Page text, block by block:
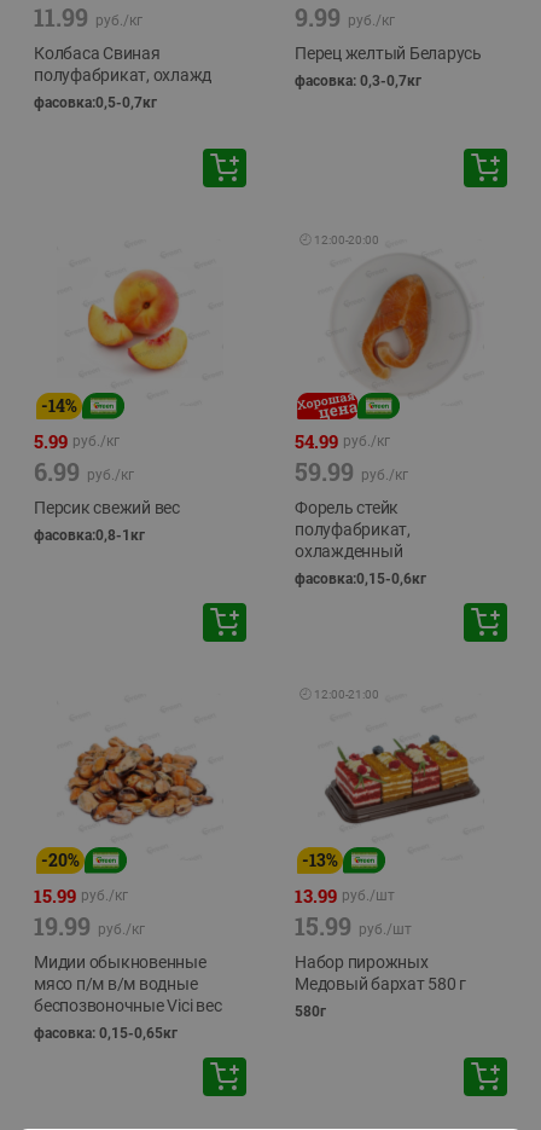
11.99 руб./кг
Колбаса Свиная
полуфабрикат, охлажд
фасовка:0,5-0,7кг
9.99 руб./кг
Перец желтый Беларусь
фасовка: 0,3-0,7кг
-14%
5.99 руб./кг
6.99 руб./кг
Персик свежий вес
фасовка:0,8-1кг
🕘 12:00-20:00
54.99 руб./кг
59.99 руб./кг
Форель стейк
полуфабрикат,
охлажденный
фасовка:0,15-0,6кг
-20%
15.99 руб./кг
19.99 руб./кг
Мидии обыкновенные
мясо п/м в/м водные
беспозвоночные Vici вес
фасовка: 0,15-0,65кг
🕘 12:00-21:00
-13%
13.99 руб./шт
15.99 руб./шт
Набор пирожных
Медовый бархат 580 г
580г